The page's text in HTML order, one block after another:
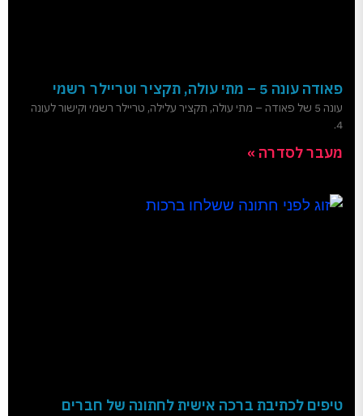
פאודה עונה 5 – מתי עולה, תקציר וטריילר רשמי
עונה 5 של פאודה – מתי עולה, תקציר עלילה, טריילר רשמי וקישור לעונה
4.
מעבר לסדרה »
טיפים לכתיבת ברכה אישית לחתונה של חברים